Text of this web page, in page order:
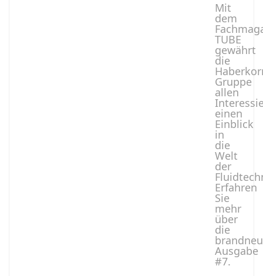
Mit
dem
TUBE
gewährt
die
Gruppe
allen
einen
Einblick
in
die
Welt
der
Erfahren
Sie
mehr
über
die
Ausgabe
#7.